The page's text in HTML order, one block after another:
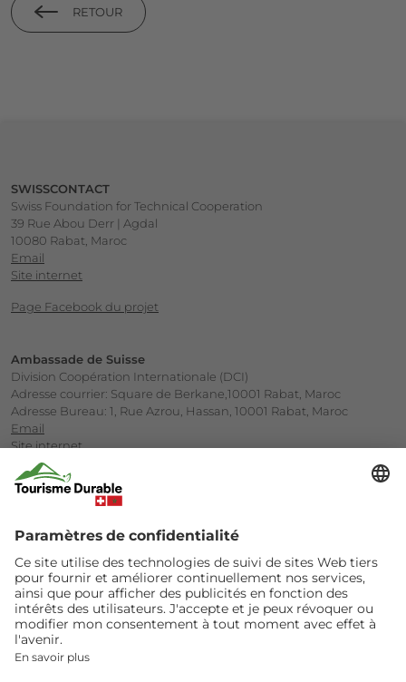
RETOUR
SWISSCONTACT
Swiss Foundation for Technical Cooperation
39 Rue Abou Derr | Agdal
10080 Rabat, Maroc
Email
Site internet
Page Facebook du projet
Ambassade de Suisse
Division Coopération Internationale (DCI)
Adresse courrier: Square de Berkane,10001 Rabat, Maroc
Adresse Bureau: 1, Rue Azrou, Hassan, 10001 Rabat, Maroc
Email
Site internet
Société Marocaine d’Ingénierie Touristique (SMIT)
Avenue Annakhil, Centre d’Affaires Hay Riad, Rabat
Site internet